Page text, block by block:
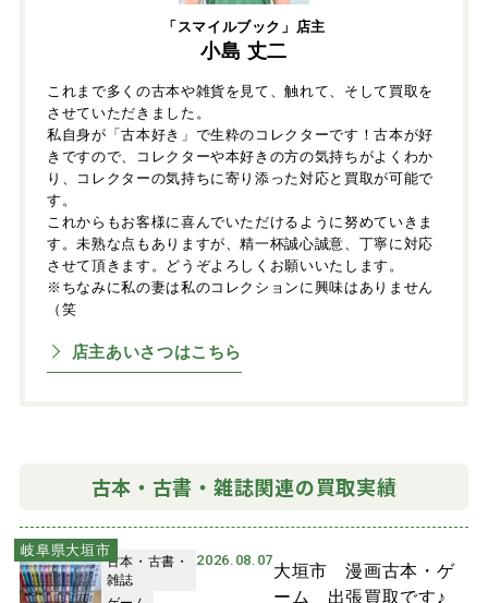
「スマイルブック」店主
小島 丈二
これまで多くの古本や雑貨を見て、触れて、そして買取を
させていただきました。
私自身が「古本好き」で生粋のコレクターです！古本が好
きですので、コレクターや本好きの方の気持ちがよくわか
り、コレクターの気持ちに寄り添った対応と買取が可能で
す。
これからもお客様に喜んでいただけるように努めていきま
す。未熟な点もありますが、精一杯誠心誠意、丁寧に対応
させて頂きます。どうぞよろしくお願いいたします。
※ちなみに私の妻は私のコレクションに興味はありません
（笑
店主あいさつはこちら
古本・古書・雑誌関連の買取実績
岐阜県大垣市
古本・古書・
雑誌
2026.08.07
大垣市 漫画古本・ゲ
ーム 出張買取です♪